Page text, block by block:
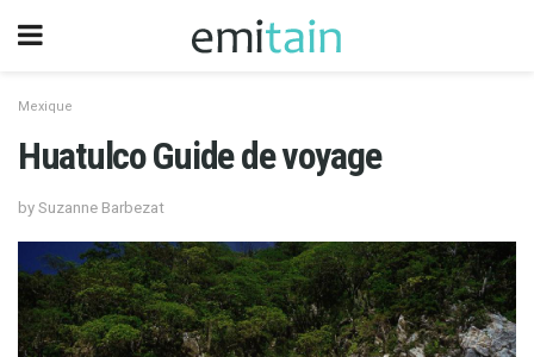
Mexique
Huatulco Guide de voyage
by Suzanne Barbezat